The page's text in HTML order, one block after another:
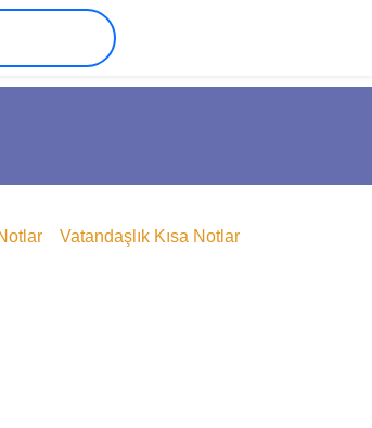
Vatandaşlık Kısa Notlar